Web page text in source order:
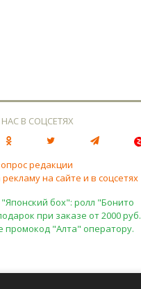
В СОЦСЕТЯХ
редакции
на сайте и в соцсетях
бох": ролл "Бонито
при заказе от 2000 руб.
промокод "Алта" оператору.